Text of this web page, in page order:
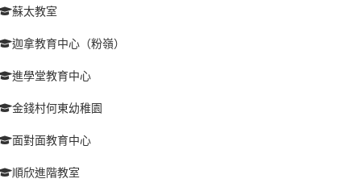
蘇太教室
迦拿教育中心（粉嶺）
進學堂教育中心
金錢村何東幼稚園
面對面教育中心
順欣進階教室